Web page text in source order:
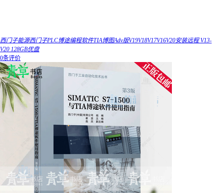
西门子能源西门子PLC博途编程软件TIA博图Adv版V19V18V17V16V20安装远程 V13-
V20 128GB优盘
0条评价